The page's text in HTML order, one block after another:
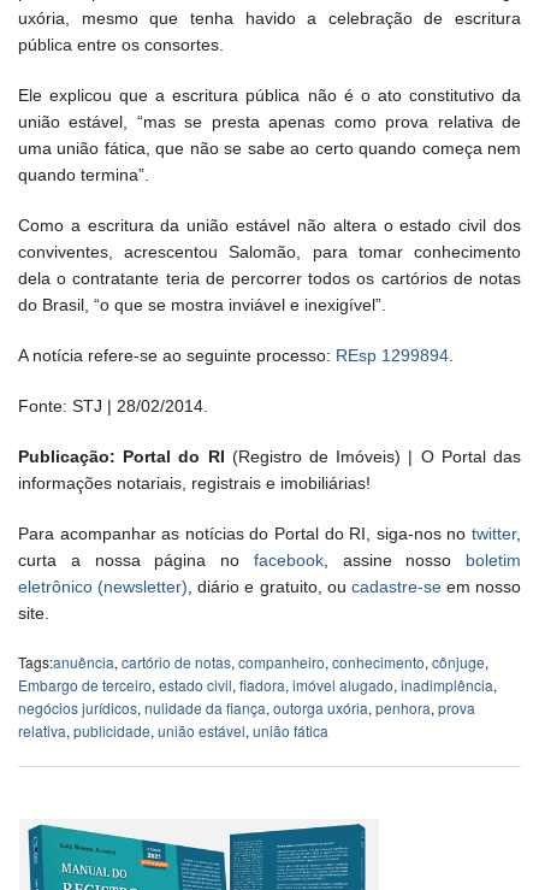
uxória, mesmo que tenha havido a celebração de escritura
pública entre os consortes.
Ele explicou que a escritura pública não é o ato constitutivo da
união estável, “mas se presta apenas como prova relativa de
uma união fática, que não se sabe ao certo quando começa nem
quando termina”.
Como a escritura da união estável não altera o estado civil dos
conviventes, acrescentou Salomão, para tomar conhecimento
dela o contratante teria de percorrer todos os cartórios de notas
do Brasil, “o que se mostra inviável e inexigível”.
A notícia refere-se ao seguinte processo: REsp 1299894
Fonte: STJ | 28/02/2014.
Publicação: Portal do RI (Registro de Imóveis) | O Portal das
informações notariais, registrais e imobiliárias!
Para acompanhar as notícias do Portal do RI, siga-nos no twitter,
curta a nossa página no facebook, assine nosso boletim
eletrônico (newsletter) , diário e gratuito, ou cadastre-seem nosso
site.
Tags:anuência, cartório de notas, companheiro, conhecimento, cônjuge,
Embargo de terceiro, estado civil, fiadora, imóvel alugado, inadimplência,
negócios jurídicos, nulidade da fiança, outorga uxória, penhora, prova
relativa, publicidade, união estável, união fática